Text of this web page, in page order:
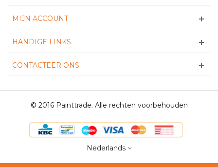
MIJN ACCOUNT
HANDIGE LINKS
CONTACTEER ONS
© 2016 Painttrade. Alle rechten voorbehouden
Nederlands